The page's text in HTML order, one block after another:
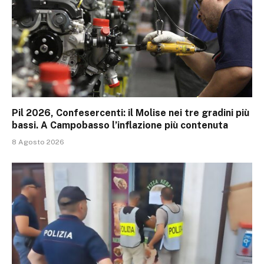
Pil 2026, Confesercenti: il Molise nei tre gradini più
bassi. A Campobasso l’inflazione più contenuta
8 Agosto 2026